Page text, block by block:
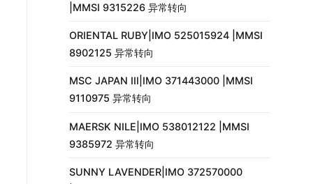
|MMSI 9315226 异常转向
ORIENTAL RUBY|IMO 525015924 |MMSI
8902125 异常转向
MSC JAPAN III|IMO 371443000 |MMSI
9110975 异常转向
MAERSK NILE|IMO 538012122 |MMSI
9385972 异常转向
SUNNY LAVENDER|IMO 372570000